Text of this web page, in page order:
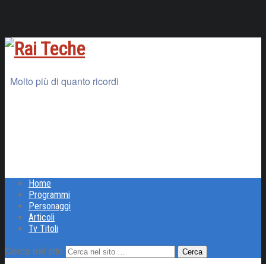
Molto più di quanto ricordi
Home
Programmi
Personaggi
Articoli
Tv Titoli
Cerca nel sito